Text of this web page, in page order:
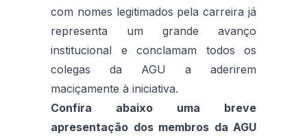
com nomes legitimados pela carreira já
representa um grande avanço
institucional e conclamam todos os
colegas da AGU a aderirem
maciçamente à iniciativa.
Confira abaixo uma breve
apresentação dos membros da AGU